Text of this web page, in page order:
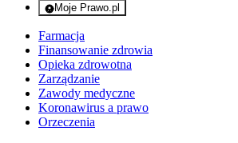
Moje Prawo.pl
- rejestracja i logowanie do serwisu
Farmacja
Finansowanie zdrowia
Opieka zdrowotna
Zarządzanie
Zawody medyczne
Koronawirus a prawo
Orzeczenia